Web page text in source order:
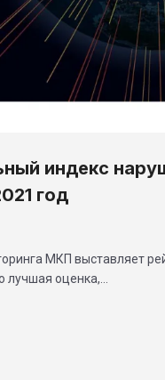
индекс
год
МКП выставляет
лучшая оценка,…